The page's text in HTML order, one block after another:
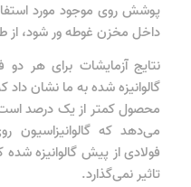
پوشش روی موجود مورد
داخل مخزن غوطه ور شود، از
نتایج آزمایشات برای هر
گالوانیزه شده به ما نشان
محصول کمتر از یک درصد
می‌دهد که گالوانیزاسیون
فولادی از پیش گالوانیزه
تاثیر نمی‌گذارد.